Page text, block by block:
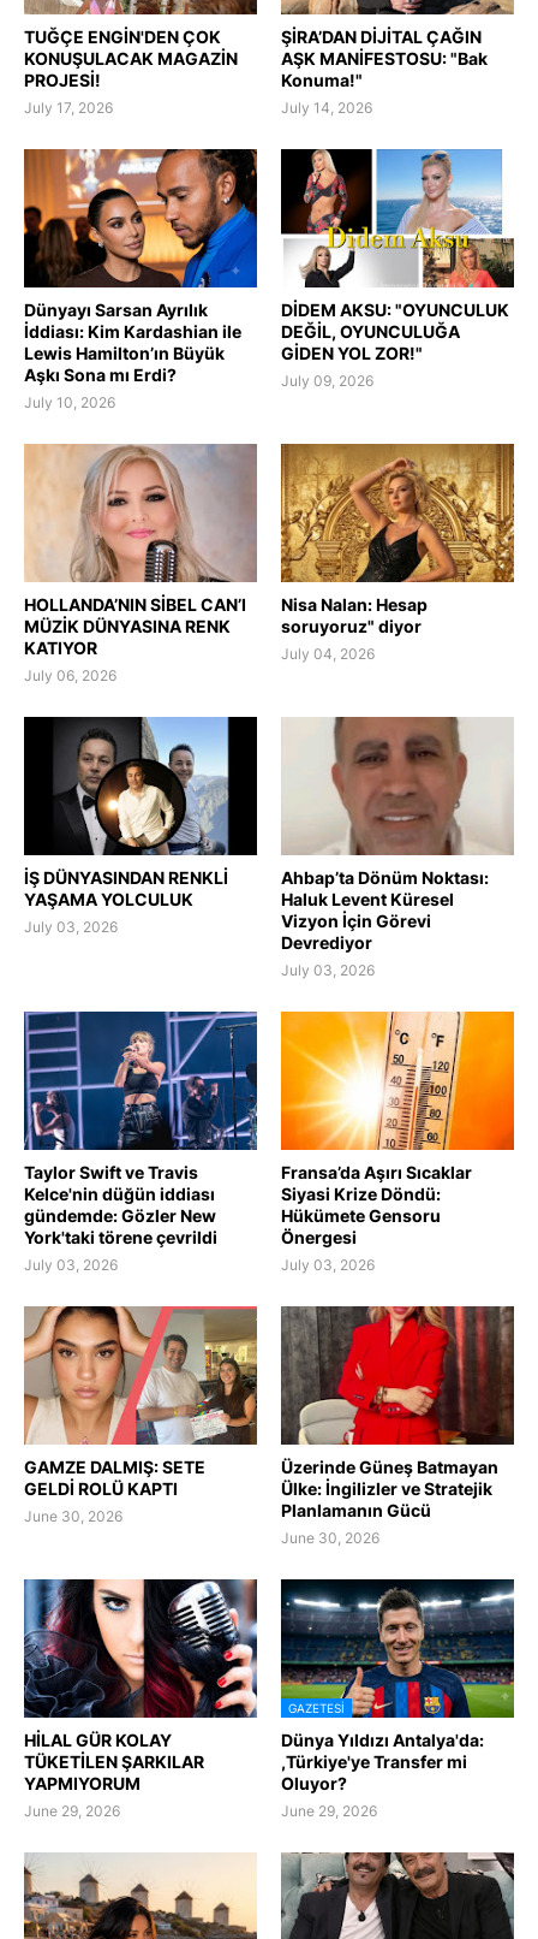
TUĞÇE ENGİN'DEN ÇOK
KONUŞULACAK MAGAZİN
PROJESİ!
July 17, 2026
ŞİRA’DAN DİJİTAL ÇAĞIN
AŞK MANİFESTOSU: "Bak
Konuma!"
July 14, 2026
Dünyayı Sarsan Ayrılık
İddiası: Kim Kardashian ile
Lewis Hamilton’ın Büyük
Aşkı Sona mı Erdi?
July 10, 2026
DİDEM AKSU: "OYUNCULUK
DEĞİL, OYUNCULUĞA
GİDEN YOL ZOR!"
July 09, 2026
HOLLANDA’NIN SİBEL CAN’I
MÜZİK DÜNYASINA RENK
KATIYOR
July 06, 2026
Nisa Nalan: Hesap
soruyoruz" diyor
July 04, 2026
İŞ DÜNYASINDAN RENKLİ
YAŞAMA YOLCULUK
July 03, 2026
Ahbap’ta Dönüm Noktası:
Haluk Levent Küresel
Vizyon İçin Görevi
Devrediyor
July 03, 2026
Taylor Swift ve Travis
Kelce'nin düğün iddiası
gündemde: Gözler New
York'taki törene çevrildi
July 03, 2026
Fransa’da Aşırı Sıcaklar
Siyasi Krize Döndü:
Hükümete Gensoru
Önergesi
July 03, 2026
GAMZE DALMIŞ: SETE
GELDİ ROLÜ KAPTI
June 30, 2026
Üzerinde Güneş Batmayan
Ülke: İngilizler ve Stratejik
Planlamanın Gücü
June 30, 2026
HİLAL GÜR KOLAY
TÜKETİLEN ŞARKILAR
YAPMIYORUM
June 29, 2026
GAZETESI
Dünya Yıldızı Antalya'da:
,Türkiye'ye Transfer mi
Oluyor?
June 29, 2026